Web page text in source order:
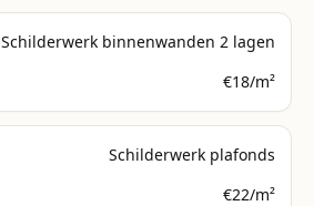
Schilderwerk binnenwanden 2 lagen
€18/m²
Schilderwerk plafonds
€22/m²